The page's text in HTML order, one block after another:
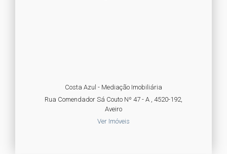
Costa Azul - Mediação Imobiliária
Rua Comendador Sá Couto Nº 47 - A , 4520-192,
Aveiro
Ver Imóveis